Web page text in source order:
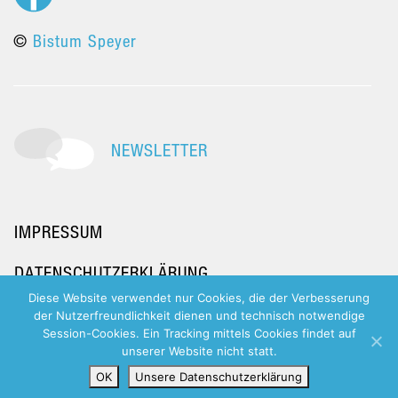
© Bistum Speyer
NEWSLETTER
IMPRESSUM
DATENSCHUTZERKLÄRUNG
Diese Website verwendet nur Cookies, die der Verbesserung
der Nutzerfreundlichkeit dienen und technisch notwendige
Session-Cookies. Ein Tracking mittels Cookies findet auf
unserer Website nicht statt.
OK
Unsere Datenschutzerklärung